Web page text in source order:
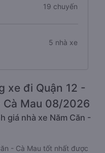
19 chuyến
5 nhà xe
xe đi Quận 12 -
Cà Mau 08/2026
giá nhà xe Năm Căn -
- Cà Mau tốt nhất được